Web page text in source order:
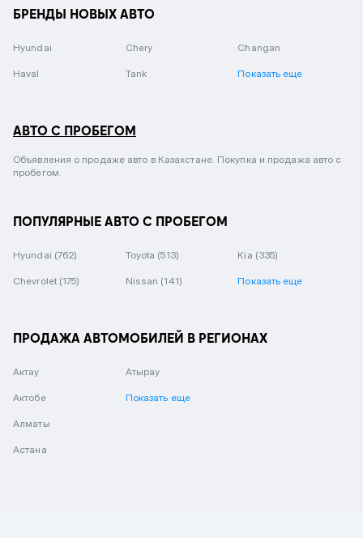
БРЕНДЫ НОВЫХ АВТО
Hyundai Chery Changan
Haval Tank Показать еще
АВТО С ПРОБЕГОМ
Объявления о продаже авто в Казахстане. Покупка и продажа авто с
пробегом.
ПОПУЛЯРНЫЕ АВТО С ПРОБЕГОМ
Hyundai (762) Toyota (513) Kia (335)
Chevrolet (175) Nissan (141) Показать еще
ПРОДАЖА АВТОМОБИЛЕЙ В РЕГИОНАХ
Актау
Актобе
Алматы
Астана
Атырау
Показать еще